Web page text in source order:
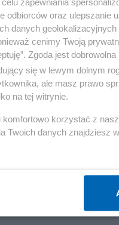
ukazało się
gwiazdą.
oraz ulepszanie
danych
cenimy Twoją
Zgoda jest
się w lewym dolnym
ale masz prawo
na tej witrynie.
komfortowo korzystać z
Twoich danych znajdziesz w